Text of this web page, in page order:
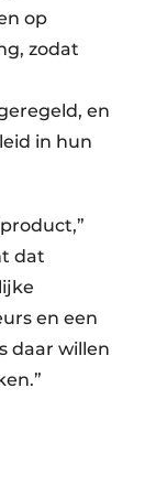
op
zodat
en
in hun
dat
en een
daar willen